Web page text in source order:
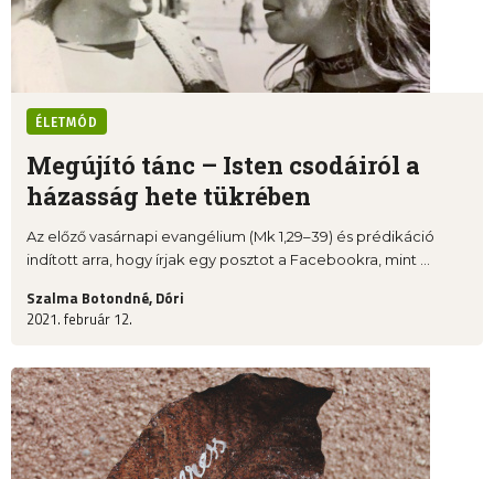
ÉLETMÓD
Megújító tánc – Isten csodáiról a
házasság hete tükrében
Az előző vasárnapi evangélium (Mk 1,29–39) és prédikáció
indított arra, hogy írjak egy posztot a Facebookra, mint ...
Szalma Botondné, Dóri
2021. február 12.